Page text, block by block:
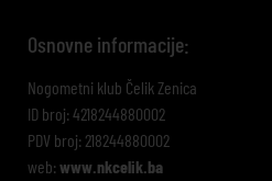
Osnovne informacije:
Nogometni klub Čelik Zenica
ID broj: 4218244880002
PDV broj: 218244880002
web: www.nkcelik.ba